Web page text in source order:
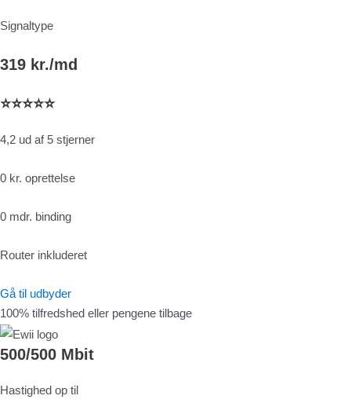
Signaltype
319 kr./md
⭐⭐⭐⭐⭐
4,2 ud af 5 stjerner
0 kr. oprettelse
0 mdr. binding
Router inkluderet
Gå til udbyder
100% tilfredshed eller pengene tilbage
500/500 Mbit
Hastighed op til